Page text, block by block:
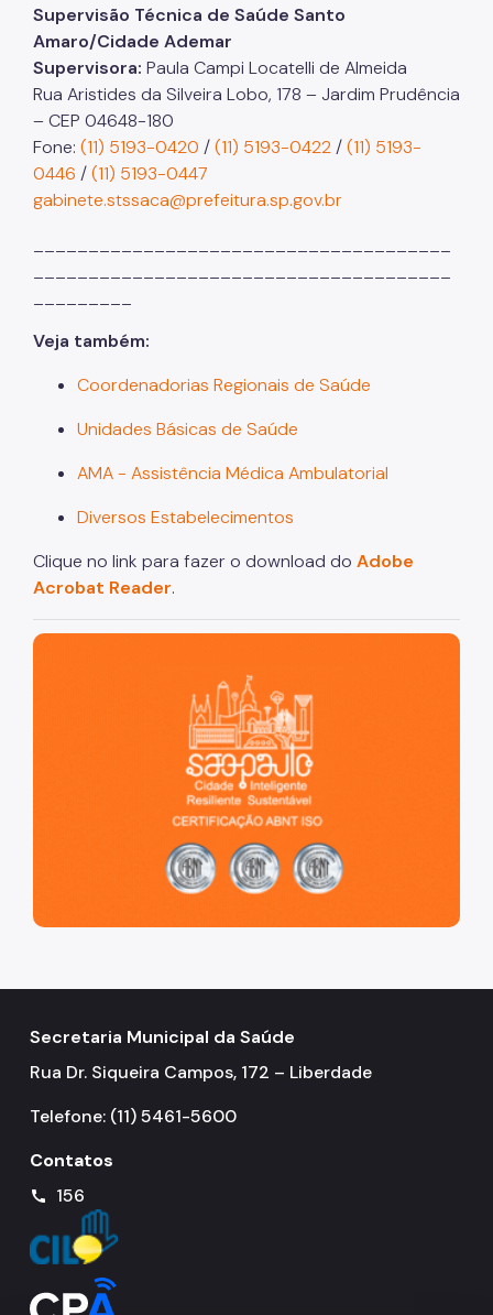
Supervisão Técnica de Saúde Santo
Amaro/Cidade Ademar
Supervisora: Paula Campi Locatelli de Almeida
Rua Aristides da Silveira Lobo, 178 – Jardim Prudência
– CEP 04648-180
Fone: (11) 5193-0420 /(11) 5193-0422/(11) 5193-
0446 /(11) 5193-0447
gabinete.stssaca@prefeitura.sp.gov.br
Veja também:
Coordenadorias Regionais de Saúde
Unidades Básicas de Saúde
AMA - Assistência Médica Ambulatorial
Diversos Estabelecimentos
Clique no link para fazer o download do Adobe
Acrobat Reader.
São Paulo, cidade inteligente, resiliente e sustentável
Secretaria Municipal da Saúde
Rua Dr. Siqueira Campos, 172 – Liberdade
Telefone: (11) 5461-5600
Contatos
call 156